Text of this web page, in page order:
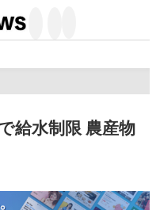
給水制限 農産物